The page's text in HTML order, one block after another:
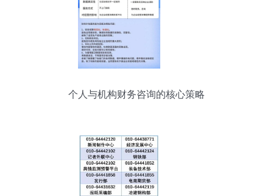
个人与机构财务咨询的核心策略